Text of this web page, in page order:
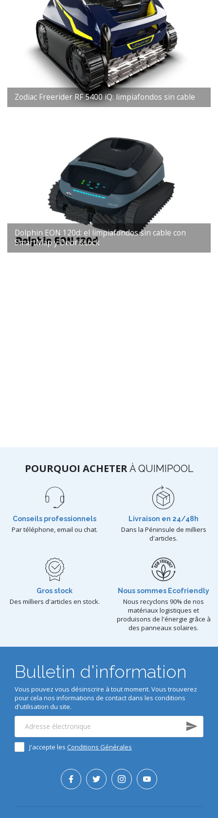
Zodiac Freerider RF 5400 iQ: limpiafondos sin cable
Dolphin EON 120d: el limpiafondos sin cable con
SmartMap y DebrisLock
POURQUOI ACHETERÀ QUIMIPOOL
Conseils professionnels
Par téléphone, email ou chat.
Livraison en 24/48h
Dans la Péninsule de milliers
d'articles.
Gros stock
Des milliers d'articles en stock.
Nous sommes Ecofriendly
Nous recyclons 90% de nos
matériaux logistiques et
produisons de l'énergie grâce à
des panneaux solaires.
Bulletin d'information
Vous pouvez vous désinscrire à tout moment. Vous trouverez
pour cela nos informations de contact dans les conditions
d'utilisation du site.
J'accepte les Conditions Générales